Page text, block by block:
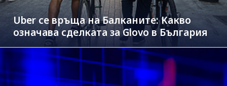
Uber се връща на Балканите: Какво
означава сделката за Glovo в България